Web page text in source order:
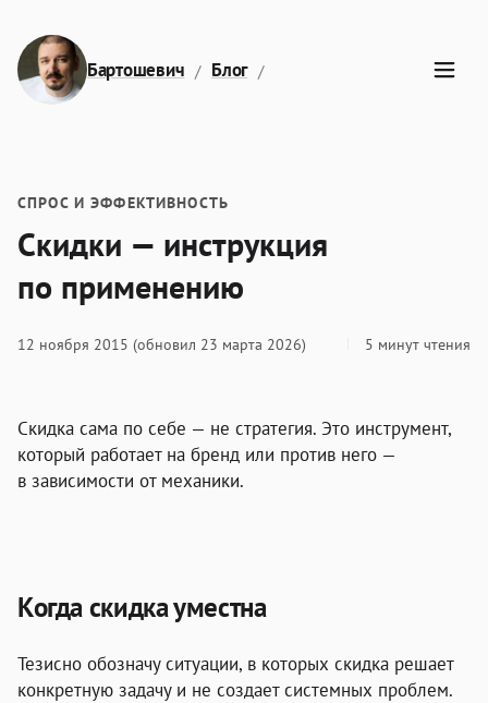
Бартошевич Блог Скидки — инструкция по
СПРОС И ЭФФЕКТИВНОСТЬ
Скидки — инструкция
по применению
12 ноября 2015 (обновил 23 марта 2026) 5 минут чтения
Скидка сама по себе — не стратегия. Это инструмент,
который работает на бренд или против него —
в зависимости от механики.
Когда скидка уместна
Тезисно обозначу ситуации, в которых скидка решает
конкретную задачу и не создает системных проблем.